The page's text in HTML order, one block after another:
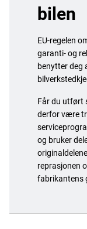
bilen
EU-regelen
garanti- og
benytter deg
Får du utført
derfor være
og bruker
reprasjonen
fabrikantens